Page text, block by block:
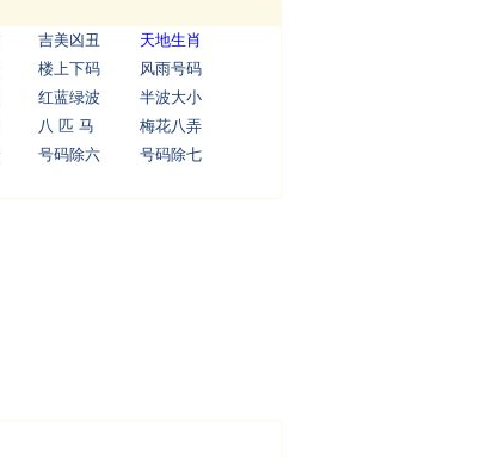
吉美凶丑
天地生肖
楼上下码
风雨号码
红蓝绿波
半波大小
八 匹 马
梅花八弄
号码除六
号码除七